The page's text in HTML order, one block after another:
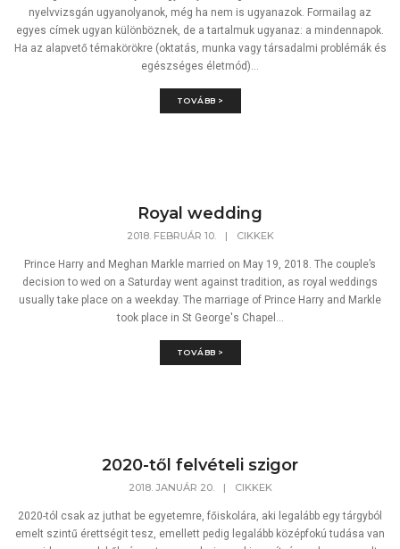
nyelvvizsgán ugyanolyanok, még ha nem is ugyanazok. Formailag az
egyes címek ugyan különböznek, de a tartalmuk ugyanaz: a mindennapok.
Ha az alapvető témakörökre (oktatás, munka vagy társadalmi problémák és
egészséges életmód)...
TOVÁBB >
Royal wedding
2018. FEBRUÁR 10. | CIKKEK
Prince Harry and Meghan Markle married on May 19, 2018. The couple’s
decision to wed on a Saturday went against tradition, as royal weddings
usually take place on a weekday. The marriage of Prince Harry and Markle
took place in St George's Chapel...
TOVÁBB >
2020-től felvételi szigor
2018. JANUÁR 20. | CIKKEK
2020-tól csak az juthat be egyetemre, főiskolára, aki legalább egy tárgyból
emelt szintű érettségit tesz, emellett pedig legalább középfokú tudása van